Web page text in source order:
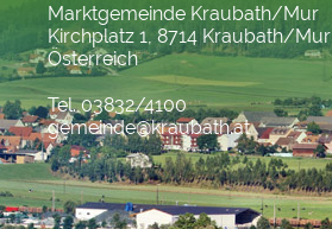
Marktgemeinde Kraubath/Mur
Kirchplatz 1, 8714 Kraubath/Mur
Österreich
Tel. 03832/4100
gemeinde@kraubath.at